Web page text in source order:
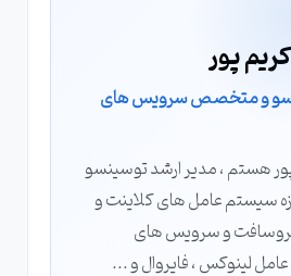
پور
و متخصص سرویس های
هستم ، مدیر ارشد توسینسو
سیستم عامل های کلاینت و
و سرویس های
لینوکس ، فایروال و ...